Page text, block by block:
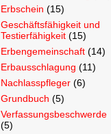
Erbschein (15)
Geschäftsfähigkeit und
Testierfähigkeit (15)
Erbengemeinschaft (14)
Erbausschlagung (11)
Nachlasspfleger (6)
Grundbuch (5)
Verfassungsbeschwerde
(5)